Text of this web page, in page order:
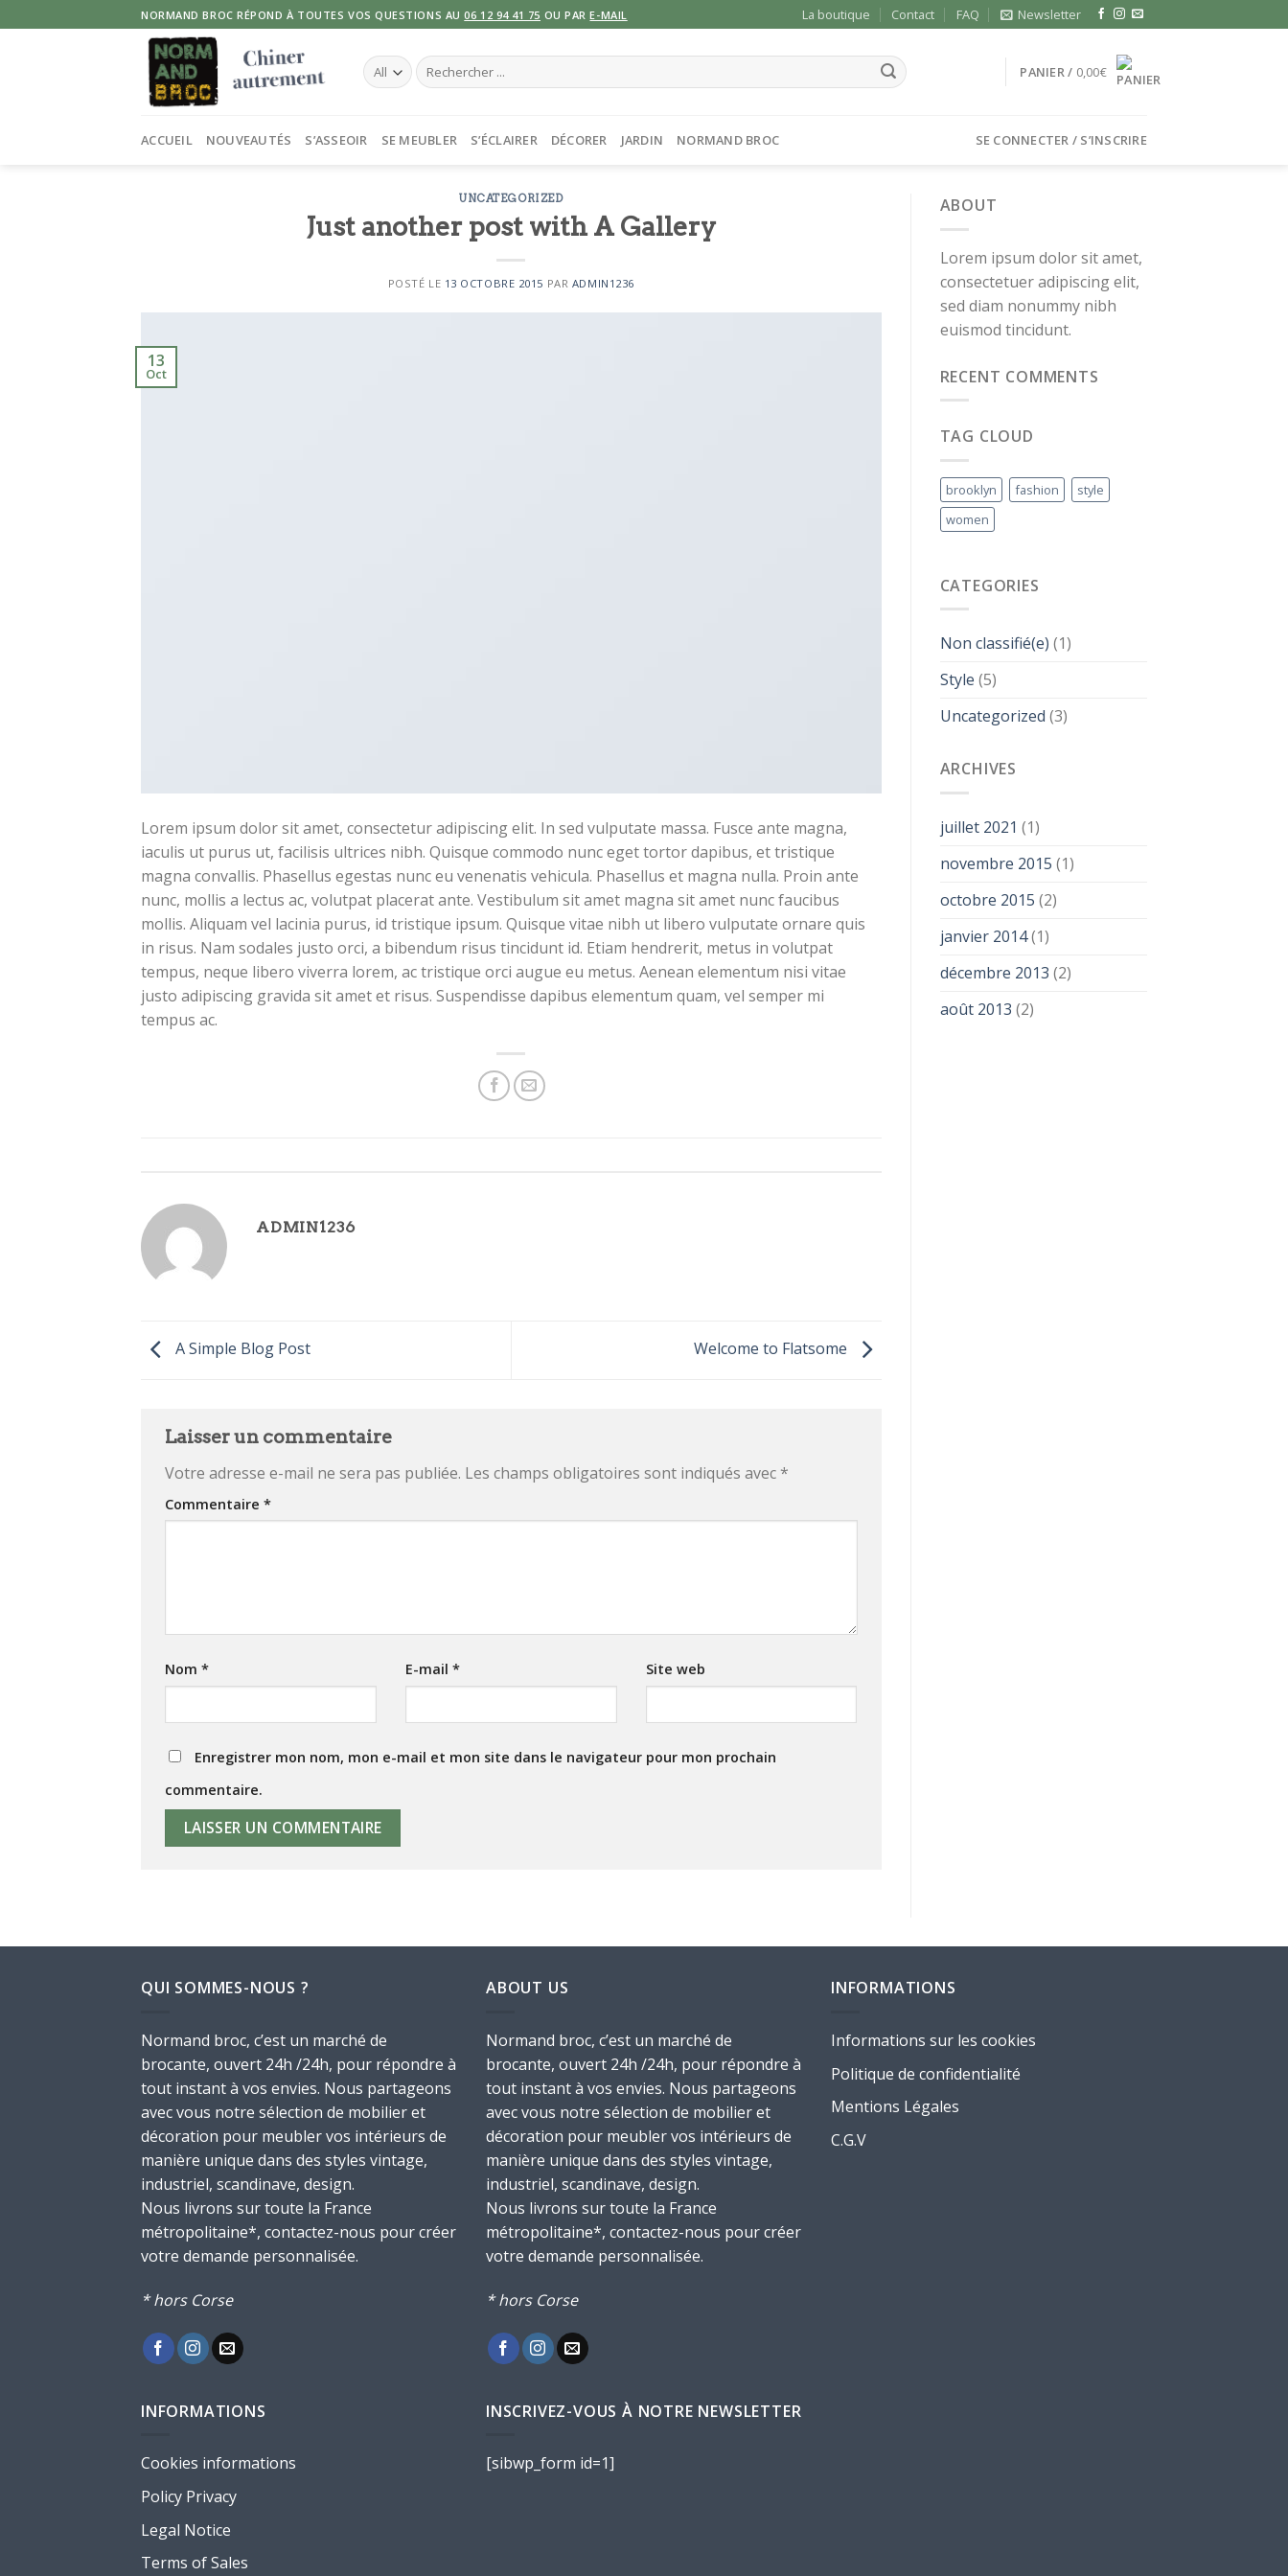
to
NORMAND BROC RÉPOND À TOUTES VOS QUESTIONS AU06 12 94 41 75 OU PARE-MAIL La boutique Contact FAQ Newsletter
Recherche
pour :
PANIER / 0,00€
ACCUEIL NOUVEAUTÉS S’ASSEOIR SE MEUBLER S’ÉCLAIRER DÉCORER JARDIN NORMAND BROC SE CONNECTER / S’INSCRIRE
UNCATEGORIZED
Just another post with A Gallery
POSTÉ LE 13 OCTOBRE 2015 PAR ADMIN1236
13
Oct
Lorem ipsum dolor sit amet, consectetur adipiscing elit. In sed vulputate massa. Fusce ante magna,
iaculis ut purus ut, facilisis ultrices nibh. Quisque commodo nunc eget tortor dapibus, et tristique
magna convallis. Phasellus egestas nunc eu venenatis vehicula. Phasellus et magna nulla. Proin ante
nunc, mollis a lectus ac, volutpat placerat ante. Vestibulum sit amet magna sit amet nunc faucibus
mollis. Aliquam vel lacinia purus, id tristique ipsum. Quisque vitae nibh ut libero vulputate ornare quis
in risus. Nam sodales justo orci, a bibendum risus tincidunt id. Etiam hendrerit, metus in volutpat
tempus, neque libero viverra lorem, ac tristique orci augue eu metus. Aenean elementum nisi vitae
justo adipiscing gravida sit amet et risus. Suspendisse dapibus elementum quam, vel semper mi
tempus ac.
ADMIN1236
A Simple Blog Post Welcome to Flatsome
Laisser un commentaire
Votre adresse e-mail ne sera pas publiée. Les champs obligatoires sont indiqués avec *
Commentaire *
Nom * E-mail * Site web
Enregistrer mon nom, mon e-mail et mon site dans le navigateur pour mon prochain
commentaire.
ABOUT
Lorem ipsum dolor sit amet,
consectetuer adipiscing elit,
sed diam nonummy nibh
euismod tincidunt.
RECENT COMMENTS
TAG CLOUD
brooklyn fashion
style
women
CATEGORIES
Non classifié(e) (1)
Style (5)
Uncategorized (3)
ARCHIVES
juillet 2021 (1)
novembre 2015 (1)
octobre 2015 (2)
janvier 2014(1)
décembre 2013 (2)
août 2013 (2)
QUI SOMMES-NOUS ?
Normand broc, c’est un marché de
brocante, ouvert 24h /24h, pour répondre à
tout instant à vos envies. Nous partageons
avec vous notre sélection de mobilier et
décoration pour meubler vos intérieurs de
manière unique dans des styles vintage,
industriel, scandinave, design.
Nous livrons sur toute la France
métropolitaine*, contactez-nous pour créer
votre demande personnalisée.
* hors Corse
ABOUT US
Normand broc, c’est un marché de
brocante, ouvert 24h /24h, pour répondre à
tout instant à vos envies. Nous partageons
avec vous notre sélection de mobilier et
décoration pour meubler vos intérieurs de
manière unique dans des styles vintage,
industriel, scandinave, design.
Nous livrons sur toute la France
métropolitaine*, contactez-nous pour créer
votre demande personnalisée.
* hors Corse
INFORMATIONS
Informations sur les cookies
Politique de confidentialité
Mentions Légales
C.G.V
INFORMATIONS
Cookies informations
Policy Privacy
Legal Notice
Terms of Sales
INSCRIVEZ-VOUS À NOTRE NEWSLETTER
[sibwp_form id=1]